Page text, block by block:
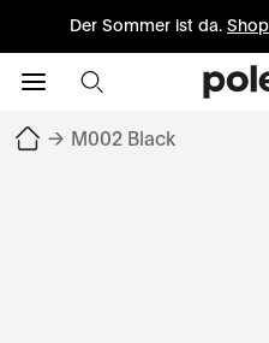
Der Sommer ist da.
→ M002 Black